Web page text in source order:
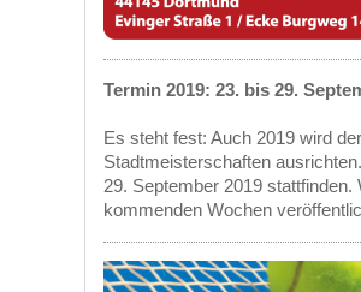
Termin 2019: 23. bis 29.
Es steht fest: Auch 2019 wird
Stadtmeisterschaften
29. September 2019
kommenden Wochen